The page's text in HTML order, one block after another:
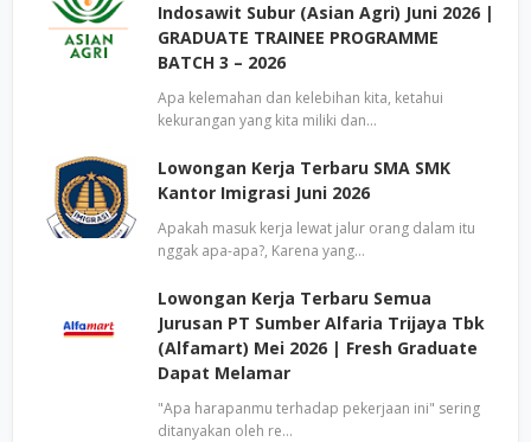
Indosawit Subur (Asian Agri) Juni 2026 |
GRADUATE TRAINEE PROGRAMME
BATCH 3 – 2026
Apa kelemahan dan kelebihan kita, ketahui
kekurangan yang kita miliki dan…
Lowongan Kerja Terbaru SMA SMK
Kantor Imigrasi Juni 2026
Apakah masuk kerja lewat jalur orang dalam itu
nggak apa-apa?, Karena yang…
Lowongan Kerja Terbaru Semua
Jurusan PT Sumber Alfaria Trijaya Tbk
(Alfamart) Mei 2026 | Fresh Graduate
Dapat Melamar
"Apa harapanmu terhadap pekerjaan ini" sering
ditanyakan oleh re…